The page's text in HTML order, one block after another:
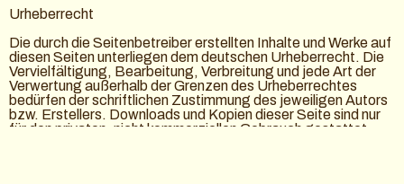
Urheberrecht
Die durch die Seitenbetreiber erstellten Inhalte und Werke auf
diesen Seiten unterliegen dem deutschen Urheberrecht. Die
Vervielfältigung, Bearbeitung, Verbreitung und jede Art der
Verwertung außerhalb der Grenzen des Urheberrechtes
bedürfen der schriftlichen Zustimmung des jeweiligen Autors
bzw. Erstellers. Downloads und Kopien dieser Seite sind nur
für den privaten, nicht kommerziellen Gebrauch gestattet.